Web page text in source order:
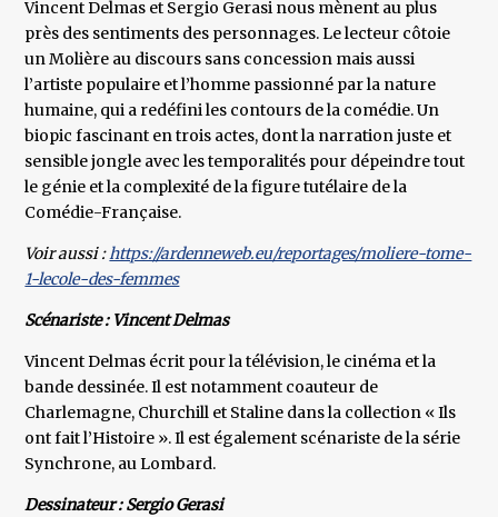
Vincent Delmas et Sergio Gerasi nous mènent au plus
près des sentiments des personnages. Le lecteur côtoie
un Molière au discours sans concession mais aussi
l’artiste populaire et l’homme passionné par la nature
humaine, qui a redéfini les contours de la comédie. Un
biopic fascinant en trois actes, dont la narration juste et
sensible jongle avec les temporalités pour dépeindre tout
le génie et la complexité de la figure tutélaire de la
Comédie-Française.
Voir aussi :https://ardenneweb.eu/reportages/moliere-tome-
1-lecole-des-femmes
Scénariste : Vincent Delmas
Vincent Delmas écrit pour la télévision, le cinéma et la
bande dessinée. Il est notamment coauteur de
Charlemagne, Churchill et Staline dans la collection « Ils
ont fait l’Histoire ». Il est également scénariste de la série
Synchrone, au Lombard.
Dessinateur : Sergio Gerasi